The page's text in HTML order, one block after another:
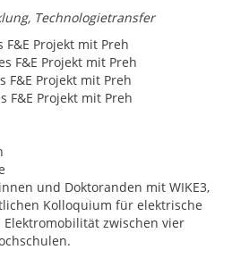
Technologietransfer
F&E Projekt mit Preh
F&E Projekt mit Preh
F&E Projekt mit Preh
F&E Projekt mit Preh
und Doktoranden mit WIKE3,
Kolloquium für elektrische
zwischen vier